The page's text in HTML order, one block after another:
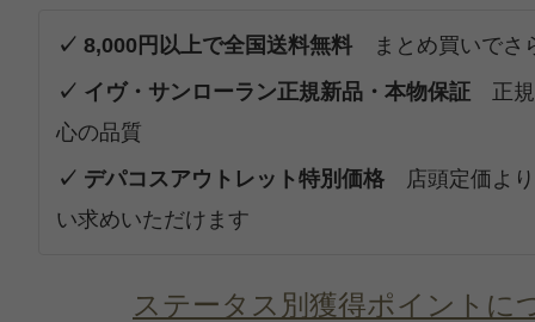
✓ 8,000円以上で全国送料無料 まとめ買いでさ
✓ イヴ・サンローラン正規新品・本物保証 正規
心の品質
✓ デパコスアウトレット特別価格 店頭定価よ
い求めいただけます
ステータス別獲得ポイントに